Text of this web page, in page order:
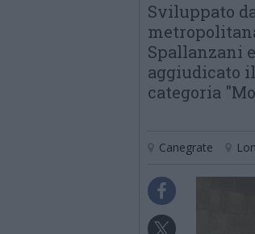
Sviluppato
Spallanzani
aggiudicato
categoria
Canegrate